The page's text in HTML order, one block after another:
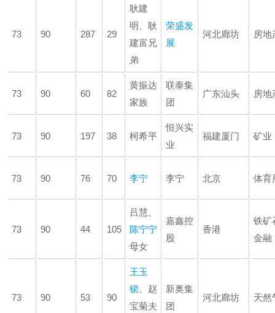
73 90 287 29
耿建
明、耿
建富兄
弟
荣盛发
展
河北廊坊 房地
73 90 60 82
黄振达
家族
联泰集
团
广东汕头 房地
73 90 197 38 柯希平
恒兴实
业
福建厦门 矿业
73 90 76 70 李宁 李宁 北京 体育
73 90 44 105
吕慧、
陈宁宁
母女
嘉鑫控
股
香港
铁矿
金融
73 90 53 90
王玉
锁 、赵
宝菊夫
新奥集
团
河北廊坊 天然